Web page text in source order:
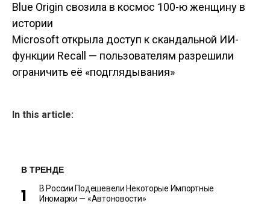
Навигация по
записям
Blue Origin свозила в космос 100-ю женщину в
истории
Microsoft открыла доступ к скандальной ИИ-
функции Recall — пользователям разрешили
ограничить её «подглядывания»
In this article:
В ТРЕНДЕ
В России Подешевели Некоторые Импортные
Иномарки — «Автоновости»